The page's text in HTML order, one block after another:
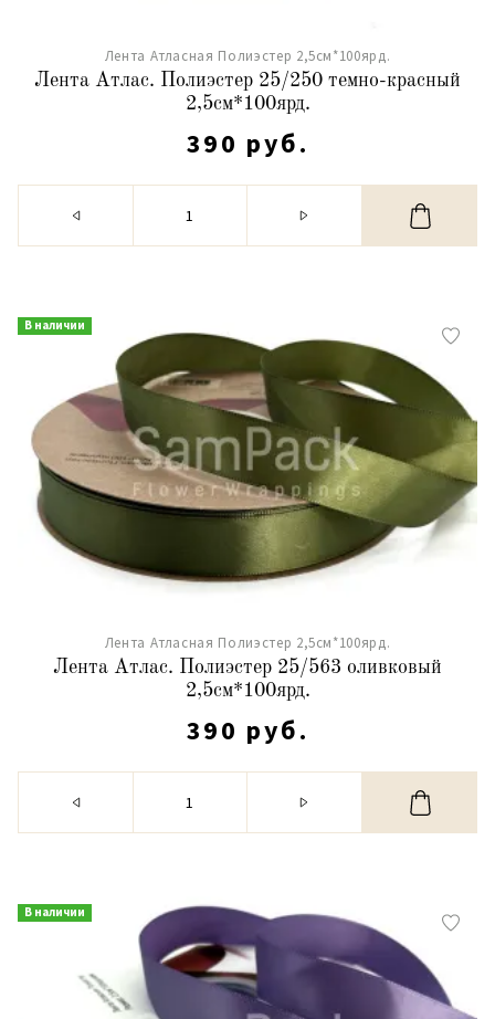
Лента Атласная Полиэстер 2,5см*100ярд.
Лента Атлас. Полиэстер 25/250 темно-красный
2,5см*100ярд.
390 руб.
В наличии
Лента Атласная Полиэстер 2,5см*100ярд.
Лента Атлас. Полиэстер 25/563 оливковый
2,5см*100ярд.
390 руб.
В наличии